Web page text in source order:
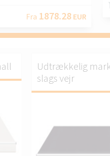
Fra 1878.28EUR
Udtrækkelig
slags vejr